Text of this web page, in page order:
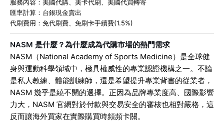
服務內容： 美國代購 美卡代刷
美國代買轉寄
匯率計算：台銀現金賣出
代刷費用：免代刷費、免刷卡手續費(1.5%)
NASM 是什麼？為什麼成為代購市場的熱門需求
NASM（National Academy of Sports Medicine）是全球健
身與運動科學領域中，極具權威性的專業認證機構之一。不論
是私人教練、體能訓練師，還是希望提升專業背書的從業者，
NASM 幾乎是繞不開的選擇。正因為品牌專業度高、國際影響
力大，NASM 官網對於付款與交易安全的審核也相對嚴格，這
反而讓海外買家在實際購買時頻頻卡關。